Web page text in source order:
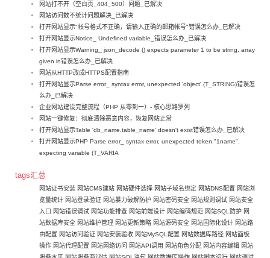
网站打不开（空白页_404_500）问题_已解决
网站访问数不统计问题解决_已解决
打开网站显示"帐号格式不正确，请输入正确的邮箱帐号"错误怎么办_已解决
打开网站显示Notice_ Undefined variable_错误怎么办_已解决
打开网站显示Warning_ json_decode () expects parameter 1 to be string, array
given in错误怎么办_已解决
网站从HTTP改成HTTPS配置指南
打开网站显示Parse error_ syntax error, unexpected 'object' (T_STRING)错误怎
么办_已解决
企业网站建设完整流程（PHP 从零到一）- 核心思路罗列
网站一键修复：彻底清除恶意内容，恢复网站正常
打开网站显示Table 'db_name.table_name' doesn't exist错误怎么办_已解决
打开网站显示PHP Parse error_ syntax error, unexpected token "1name",
expecting variable (T_VARIA
tags汇总
网站证书安装 网站CMS建站 网站硬件选择 网站子域名绑定 网站DNS配置 网站浏
览量统计 网站登录验证 网站暴力破解防护 网站密码安全 网站规则调试 网站安全
入口 网站错误调试 网站功能排查 网站前端设计 网站编码规范 网站SQL防护 网
站数据库安全 网站维护管理 网站更新策略 网站源码安全 网站国际化设计 网站路
由配置 网站访问验证 网站安装验收 网站MySQL配置 网站数据库路径 网站面板
操作 网站代理配置 网站网络访问 网站API调用 网站角色分配 网站内容编辑 网站